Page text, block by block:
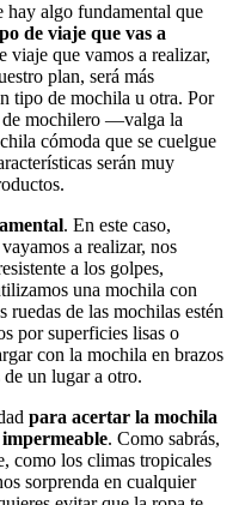
hay algo fundamental que
de viaje que vas a
viaje que vamos a realizar,
plan, será más
tipo de mochila u otra. Por
de mochilero —valga la
cómoda que se cuelgue
serán muy
. En este caso,
a realizar, nos
a los golpes,
una mochila con
ruedas de las mochilas estén
por superficies lisas o
con la mochila en brazos
de un lugar a otro.
para acertar la mochila
impermeable. Como sabrás,
como los climas tropicales
sorprenda en cualquier